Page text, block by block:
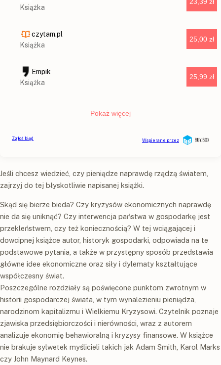
Jeśli chcesz wiedzieć, czy pieniądze naprawdę rządzą światem,
zajrzyj do tej błyskotliwie napisanej książki.
Skąd się bierze bieda? Czy kryzysów ekonomicznych naprawdę
nie da się uniknąć? Czy interwencja państwa w gospodarkę jest
przekleństwem, czy też koniecznością? W tej wciągającej i
dowcipnej książce autor, historyk gospodarki, odpowiada na te
podstawowe pytania, a także w przystępny sposób przedstawia
główne idee ekonomiczne oraz siły i dylematy kształtujące
współczesny świat.
Poszczególne rozdziały są poświęcone punktom zwrotnym w
historii gospodarczej świata, w tym wynalezieniu pieniądza,
narodzinom kapitalizmu i Wielkiemu Kryzysowi. Czytelnik poznaje
zjawiska przedsiębiorczości i nierówności, wraz z autorem
analizuje ekonomię behawioralną i kryzysy finansowe. W książce
nie brakuje sylwetek myślicieli takich jak Adam Smith, Karol Marks
czy John Maynard Keynes.